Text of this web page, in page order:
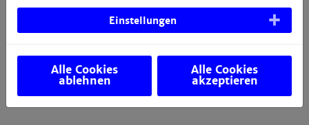
Ansprechpartner
Einstellungen
Alle Cookies
ablehnen
Alle Cookies
akzeptieren